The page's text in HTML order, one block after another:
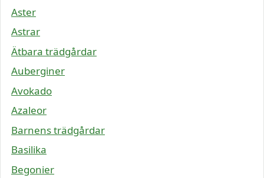
Aster
Astrar
Ätbara trädgårdar
Auberginer
Avokado
Azaleor
Barnens trädgårdar
Basilika
Begonier